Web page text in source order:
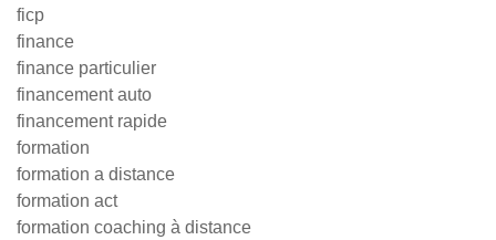
ficp
finance
finance particulier
financement auto
financement rapide
formation
formation a distance
formation act
formation coaching à distance